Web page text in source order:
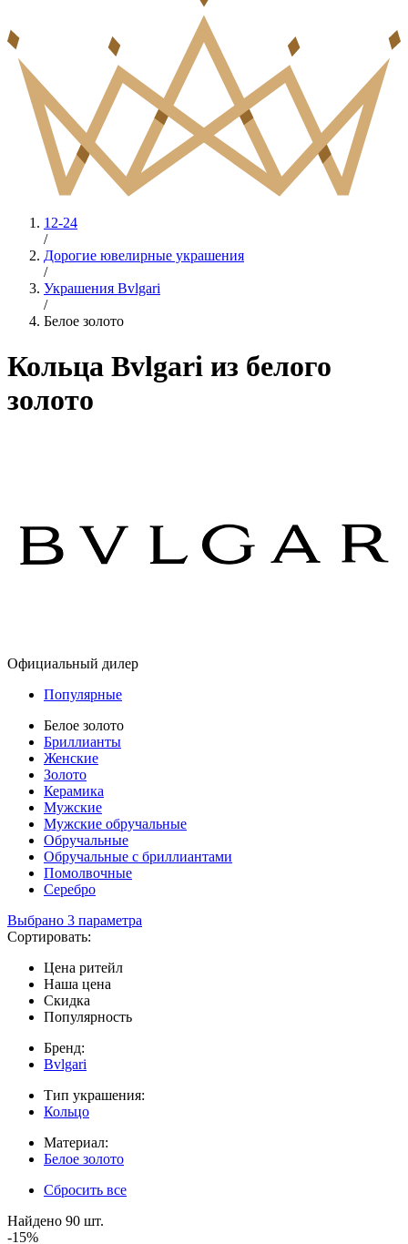
12-24
/
Дорогие ювелирные украшения
/
Украшения Bvlgari
/
Белое золото
Кольца Bvlgari из белого
золото
Официальный дилер
Популярные
Белое золото
Бриллианты
Женские
Золото
Керамика
Мужские
Мужские обручальные
Обручальные
Обручальные с бриллиантами
Помолвочные
Серебро
Выбрано 3 параметра
Сортировать:
Цена ритейл
Наша цена
Скидка
Популярность
Бренд:
Bvlgari
Тип украшения:
Кольцо
Материал:
Белое золото
Сбросить все
Найдено 90 шт.
-15%